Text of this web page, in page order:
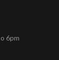
6pm